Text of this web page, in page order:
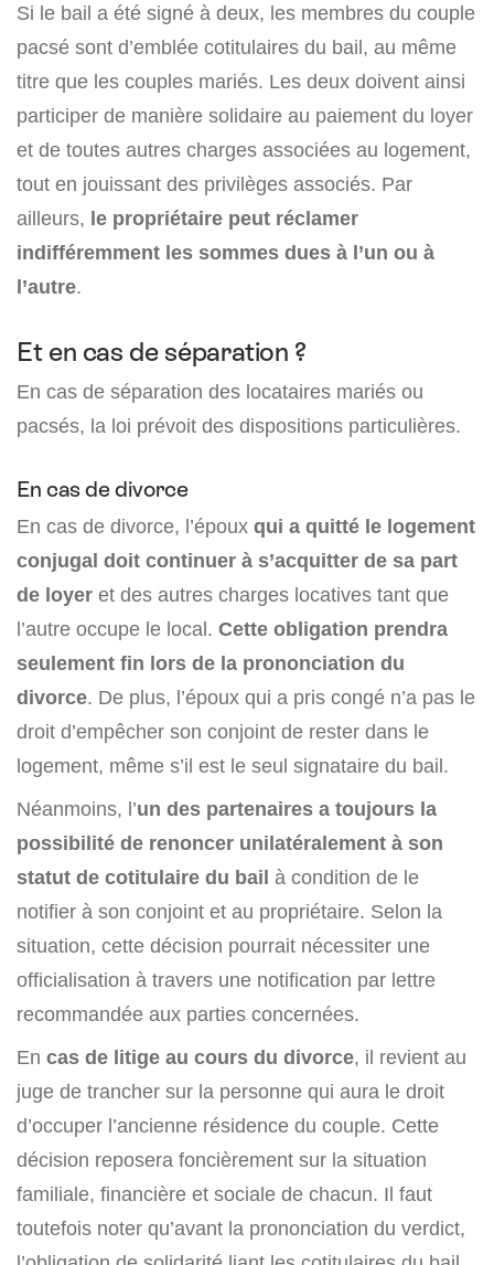
Si le bail a été signé à deux, les membres du couple
pacsé sont d’emblée cotitulaires du bail, au même
titre que les couples mariés. Les deux doivent ainsi
participer de manière solidaire au paiement du loyer
et de toutes autres charges associées au logement,
tout en jouissant des privilèges associés. Par
ailleurs, le propriétaire peut réclamer
indifféremment les sommes dues à l’un ou à
l’autre.
Et en cas de séparation ?
En cas de séparation des locataires mariés ou
pacsés, la loi prévoit des dispositions particulières.
En cas de divorce
En cas de divorce, l’époux qui a quitté le logement
conjugal doit continuer à s’acquitter de sa part
de loyer et des autres charges locatives tant que
l’autre occupe le local. Cette obligation prendra
seulement fin lors de la prononciation du
divorce. De plus, l’époux qui a pris congé n’a pas le
droit d’empêcher son conjoint de rester dans le
logement, même s’il est le seul signataire du bail.
Néanmoins, l’un des partenaires a toujours la
possibilité de renoncer unilatéralement à son
statut de cotitulaire du bail à condition de le
notifier à son conjoint et au propriétaire. Selon la
situation, cette décision pourrait nécessiter une
officialisation à travers une notification par lettre
recommandée aux parties concernées.
En cas de litige au cours du divorce, il revient au
juge de trancher sur la personne qui aura le droit
d’occuper l’ancienne résidence du couple. Cette
décision reposera foncièrement sur la situation
familiale, financière et sociale de chacun. Il faut
toutefois noter qu’avant la prononciation du verdict,